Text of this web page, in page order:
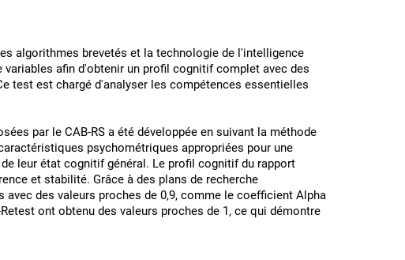
algorithmes brevetés et la technologie de l'intelligence
afin d'obtenir un profil cognitif complet avec des
test est chargé d'analyser les compétences essentielles
par le CAB-RS a été développée en suivant la méthode
psychométriques appropriées pour une
leur état cognitif général. Le profil cognitif du rapport
et stabilité. Grâce à des plans de recherche
des valeurs proches de 0,9, comme le coefficient Alpha
ont obtenu des valeurs proches de 1, ce qui démontre